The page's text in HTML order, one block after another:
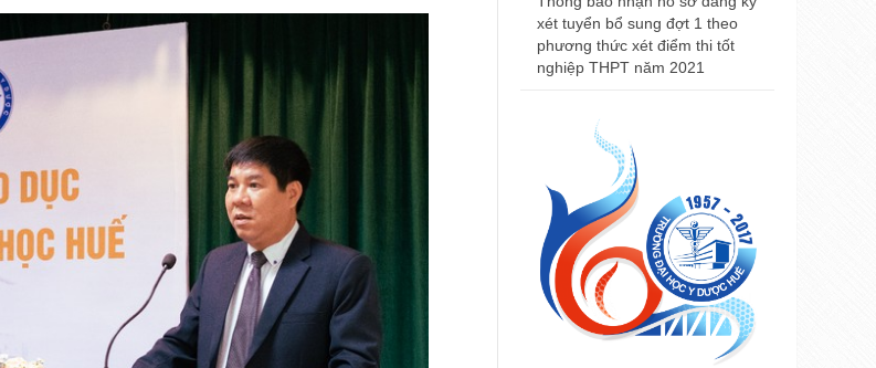
xét tuyển bổ sung đợt 1 theo
phương thức xét điểm thi tốt
nghiệp THPT năm 2021